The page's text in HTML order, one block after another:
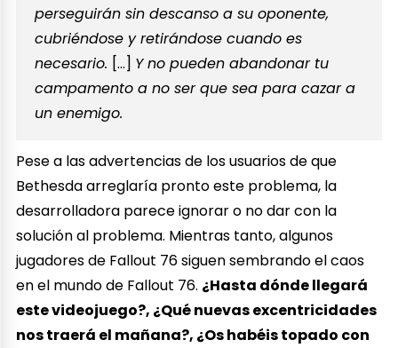
perseguirán sin descanso a su oponente,
cubriéndose y retirándose cuando es
necesario. […] Y no pueden abandonar tu
campamento a no ser que sea para cazar a
un enemigo.
Pese a las advertencias de los usuarios de que
Bethesda arreglaría pronto este problema, la
desarrolladora parece ignorar o no dar con la
solución al problema. Mientras tanto, algunos
jugadores de Fallout 76 siguen sembrando el caos
en el mundo de Fallout 76. ¿Hasta dónde llegará
este videojuego?, ¿Qué nuevas excentricidades
nos traerá el mañana?, ¿Os habéis topado con